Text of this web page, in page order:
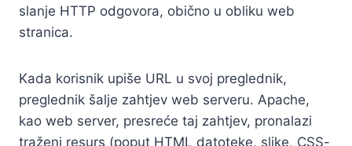
slanje HTTP odgovora, obično u obliku web
stranica.
Kada korisnik upiše URL u svoj preglednik,
preglednik šalje zahtjev web serveru. Apache,
kao web server, presreće taj zahtjev, pronalazi
traženi resurs (poput HTML datoteke, slike, CSS-